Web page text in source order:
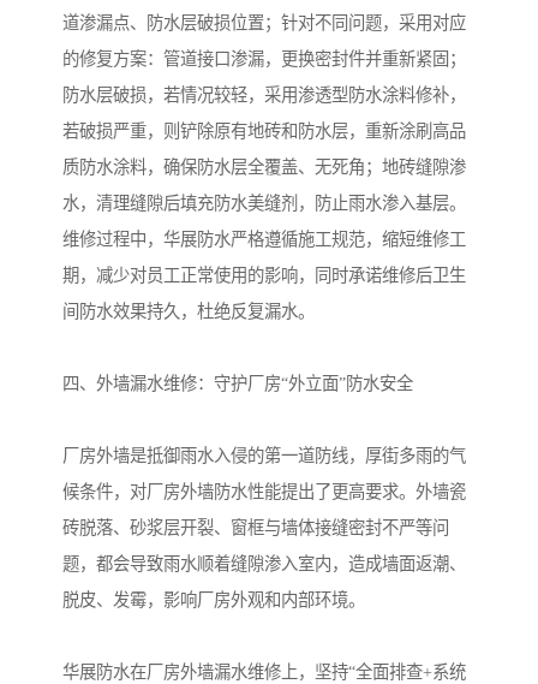
道渗漏点、防水层破损位置；针对不同问题，采用对应
的修复方案：管道接口渗漏，更换密封件并重新紧固；
防水层破损，若情况较轻，采用渗透型防水涂料修补，
若破损严重，则铲除原有地砖和防水层，重新涂刷高品
质防水涂料，确保防水层全覆盖、无死角；地砖缝隙渗
水，清理缝隙后填充防水美缝剂，防止雨水渗入基层。
维修过程中，华展防水严格遵循施工规范，缩短维修工
期，减少对员工正常使用的影响，同时承诺维修后卫生
间防水效果持久，杜绝反复漏水。
四、外墙漏水维修：守护厂房“外立面”防水安全
厂房外墙是抵御雨水入侵的第一道防线，厚街多雨的气
候条件，对厂房外墙防水性能提出了更高要求。外墙瓷
砖脱落、砂浆层开裂、窗框与墙体接缝密封不严等问
题，都会导致雨水顺着缝隙渗入室内，造成墙面返潮、
脱皮、发霉，影响厂房外观和内部环境。
华展防水在厂房外墙漏水维修上，坚持“全面排查+系统